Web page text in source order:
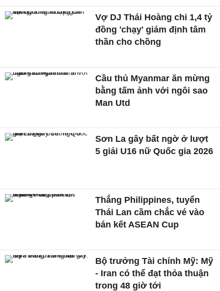
Vợ DJ Thái Hoàng chi 1,4 tỷ
đồng 'chạy' giám định tâm
thần cho chồng
Cầu thủ Myanmar ăn mừng
bằng tấm ảnh với ngôi sao
Man Utd
Sơn La gây bất ngờ ở lượt
5 giải U16 nữ Quốc gia 2026
Thắng Philippines, tuyển
Thái Lan cầm chắc vé vào
bán kết ASEAN Cup
Bộ trưởng Tài chính Mỹ: Mỹ
- Iran có thể đạt thỏa thuận
trong 48 giờ tới